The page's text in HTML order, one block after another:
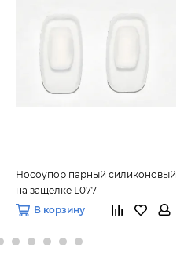
Носоупор парный силиконовый
на защелке L077
прямоугольный (14мм), 10 пар
В корзину